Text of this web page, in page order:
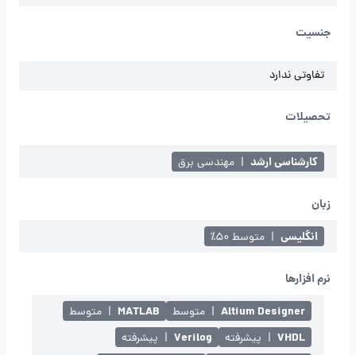
جنسیت
تفاوتی ندارد
تحصیلات
کارشناسی ارشد | مهندسی برق
زبان
انگلیسی | متوسط ۵۰٪
نرم افزارها
Altium Designer
| متوسط MATLAB
| متوسط
VHDL
| پیشرفته Verilog
| پیشرفته